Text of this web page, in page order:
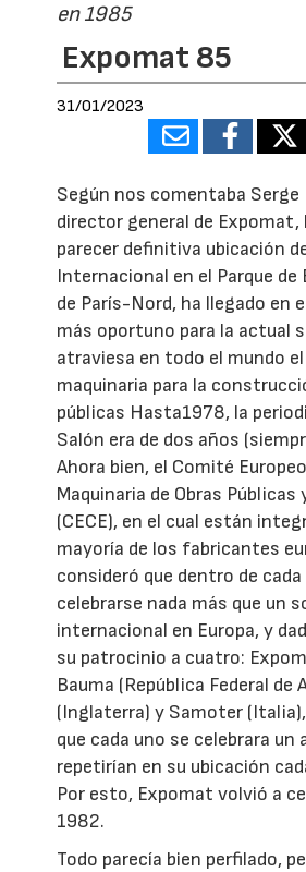
en 1985
Expomat 85
31/01/2023
Según nos comentaba Serge
director general de Expomat,
parecer definitiva ubicación
Internacional en el Parque de
de París-Nord, ha llegado en
más oportuno para la actual
atraviesa en todo el mundo
maquinaria para la
públicas Hasta1978, la
Salón era de dos años
Ahora bien, el Comité
Maquinaria de Obras
(CECE), en el cual están
mayoría de los fabricantes
consideró que dentro de cada
celebrarse nada más que un
internacional en Europa, y
su patrocinio a cuatro:
Bauma (República Federal de
(Inglaterra) y Samoter
que cada uno se celebrara un
repetirían en su ubicación
Por esto, Expomat volvió a
1982.
Todo parecía bien perfilado,